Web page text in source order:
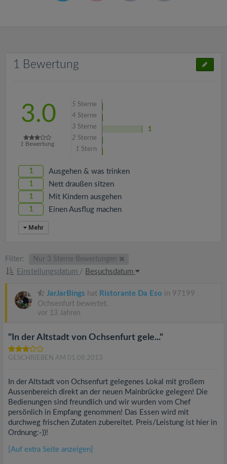
1 Bewertung
3.0
1 Bewertung
5 Sterne
4 Sterne
3 Sterne
1
2 Sterne
1 Stern
1 Ausgehen & was trinken
1 Nett draußen sitzen
1 Mit Kindern ausgehen
1 Einen Ausflug machen
Mehr
Filter: Nur 3 Sterne Bewertungen
Einstellungsdatum / Besuchsdatum
JarJarBings hat Ristorante Da Eso in 97199
Ochsenfurt bewertet.
vor 13 Jahren
"In der Altstadt von Ochsenfurt gele..."
GESCHRIEBEN AM 01.08.2013
In der Altstadt von Ochsenfurt gelegenes Lokal mit großem
Aussenbereich direkt an der neuen Mainbrücke gelegen! Die
Bedienungen sind freundlich und wir wurden vom Chef
persönlich in Empfang genommen! Das Essen wird mit
durchweg frischen Zutaten zubereitet. Preis/Leistung ist hier in
Ordnung:-))!
[Auf extra Seite anzeigen]